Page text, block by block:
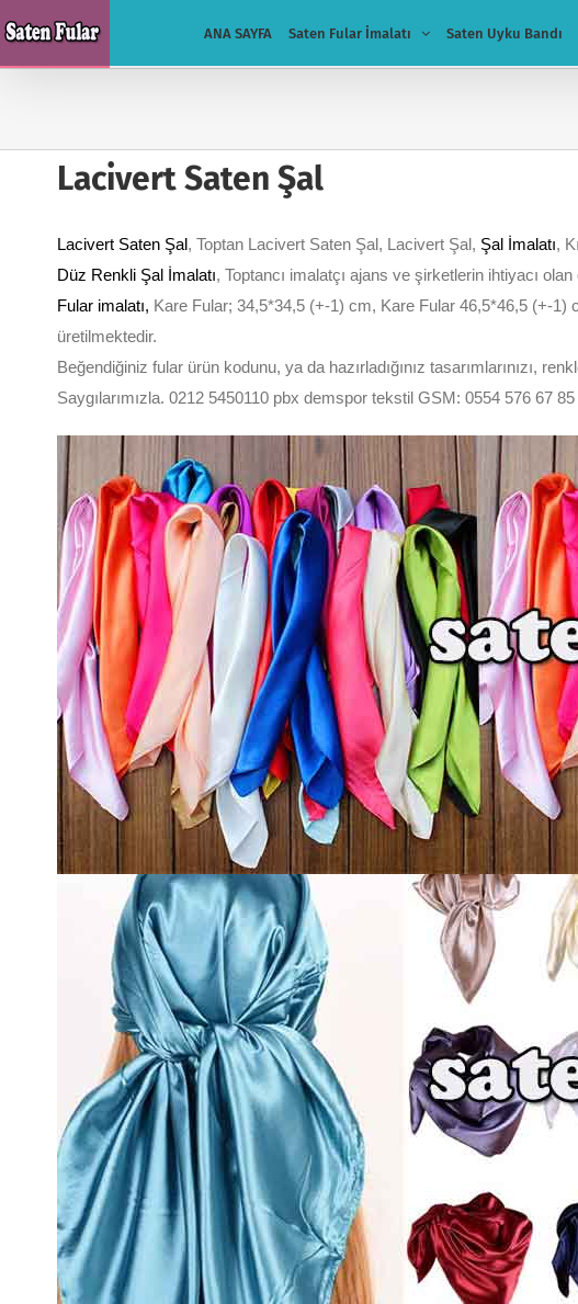
to
content
ANA SAYFA Saten Fular İmalatı Saten Uyku Bandı
Lacivert Saten Şal
Lacivert Saten Şal, Toptan Lacivert Saten Şal, Lacivert Şal, Şal İmalatı,
Düz Renkli Şal İmalatı, Toptancı imalatçı ajans ve şirketlerin ihtiyacı
Fular imalatı, Kare Fular; 34,5*34,5 (+-1) cm, Kare Fular 46,5*46,5 (+-
üretilmektedir.
Beğendiğiniz fular ürün kodunu, ya da hazırladığınız tasarımlarınızı,
Saygılarımızla. 0212 5450110 pbx demspor tekstil GSM: 0554 576 67